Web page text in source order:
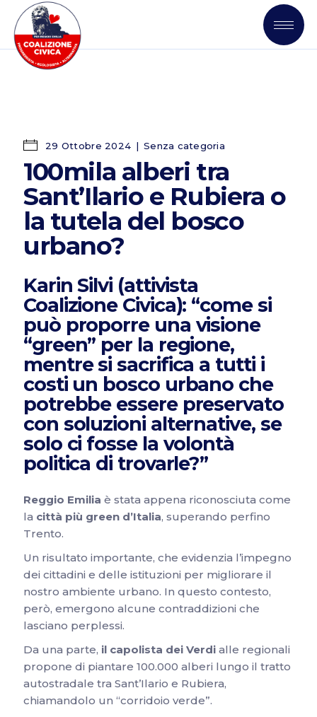
29 Ottobre 2024 Senza categoria
100mila alberi tra
Sant’Ilario e Rubiera o
la tutela del bosco
urbano?
Karin Silvi (attivista
Coalizione Civica): “come si
può proporre una visione
“green” per la regione,
mentre si sacrifica a tutti i
costi un bosco urbano che
potrebbe essere preservato
con soluzioni alternative, se
solo ci fosse la volontà
politica di trovarle?”
Reggio Emilia è stata appena riconosciuta come
la città più green d’Italia, superando perfino
Trento.
Un risultato importante, che evidenzia l’impegno
dei cittadini e delle istituzioni per migliorare il
nostro ambiente urbano. In questo contesto,
però, emergono alcune contraddizioni che
lasciano perplessi.
Da una parte, il capolista dei Verdi alle regionali
propone di piantare 100.000 alberi lungo il tratto
autostradale tra Sant’Ilario e Rubiera,
chiamandolo un “corridoio verde”.